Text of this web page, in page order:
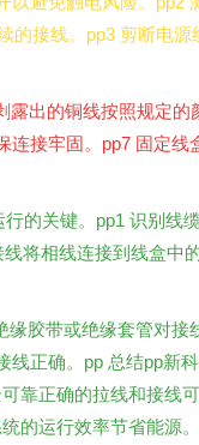
的接线。pp3 剪断电源
露出的铜线按照规定的
连接牢固。pp7 固定线
的关键。pp1 识别线
将相线连接到线盒中
缘胶带或绝缘套管对接
线正确。pp 总结pp新科
靠正确的拉线和接线可
的运行效率节省能源。